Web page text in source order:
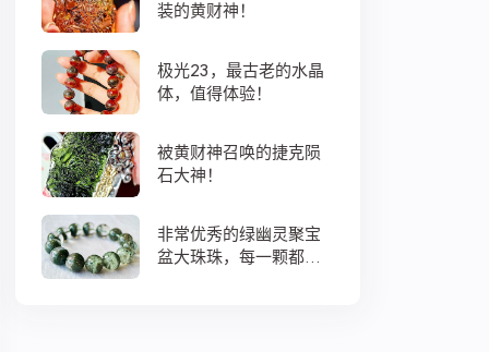
装的黄财神！
极光23，最古老的水晶
体，值得体验！
被黄财神召唤的捷克陨
石大神！
非常优秀的绿幽灵聚宝
盆大珠珠，每一颗都蕴